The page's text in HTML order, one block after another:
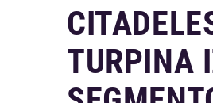
TURPINA